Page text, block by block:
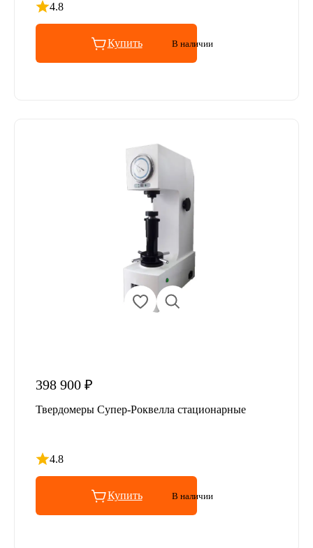
4.8
Рейтинг 4.8 из 5
Купить В наличии
398 900 ₽
Твердомеры Супер-Роквелла стационарные
4.8
Рейтинг 4.8 из 5
Купить В наличии